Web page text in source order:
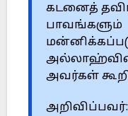
கடனைத்
பாவங்களும்
அவர்கள்